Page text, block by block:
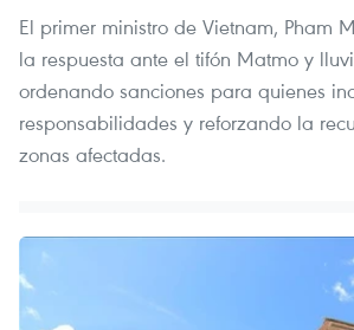
El primer ministro de Vietnam, Pham
la respuesta ante el tifón Matmo y
ordenando sanciones para quienes
responsabilidades y reforzando la
zonas afectadas.